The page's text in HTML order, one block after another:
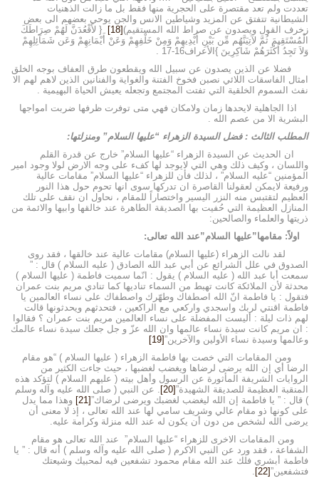
تعددت ولم تعد مقتصرة على الحجرية منها فقط بل ما زالت الذهنيات
الشيطانية تتفتق عن المزيد وشياطين الانس والجن يوحي بعضهم الى بعض
زخرف القول ويصدون عن صراط الله المستقيم) [18]
{ لأَقْعُدَنَّ لَهُمْ صِرَاطَكَ
الْمُسْتَقِيمَ ثُمَّ لآتِيَنَّهُم مِّن بَيْنِ أَيْدِيهِمْ وَمِنْ خَلْفِهِمْ وَعَنْ أَيْمَانِهِمْ وَعَن شَمَآئِلِهِمْ
وَلاَ تَجِدُ أَكْثَرَهُمْ شَاكِرِينَ }الأعراف16-17 .
فضلا عن الذين يصدون عن سبيل الله ويقطعون طرق العفاف بوجه الخلق
امثال الفاسقات اللائي نصبن فخوخ الفتنة والغواية والفنانين الذين لاهم لهم الا
نفث السموم الخلقية التي تفتت المجتمع وتجعله يعيش الحياة البهيمية .
اذا الجاهلية لايحدها زمان ولامكان فهي متى توفرت ظرفها ضربت امواجها
البشرية الا من عصم الله .
المطلب الثالث : فضل السيدة الزهراء “عليها السلام” ومنزلتها:
ان الحديث عن السيدة الزهراء “عليها السلام” خارج عن قدرة القلم
واللسان ، وكيف ذلك وهي التي لايوجد لها كفء على وجه الارض لولا وجود امير
المؤمنين “عليه السلام” ، لذلك فأن للزهراء “عليها السلام” مقامات عالية
ورفيعة لايمكن لعقولنا القاصرة ان تدركها سوى انها تحوم حول هذا النور
العظيم لتقتبس منه النزر اليسير واختصاراً للمقام ، نحاول ان نقف على تلك
المنازل العظيمة التي حُفيت بها الصديقة الطاهرة عند خالقها وابيها والائمة من
ذريتها والعلماء والصالحين:
اولاً: مقامها”عليها السلام”عند الله تعالى:
لقد نالت الزهراء (عليها السلام) مقامات عالية عند خالقها ، فقد روى
الصدوق في علل الشرائع عن أبي عبد الله الصادق ( عليه السلام ) قال : ”
سمعت أبا عبد الله ( عليه السلام ) يقول : انّما سميت فاطمة ( عليها السلام )
محدثة لأن الملائكة كانت تهبط من السماء تناديها كما تنادي مريم بنت عمران
فتقول : يا فاطمة انّ الله اصطفاك وطهّرك واصطفاك على نساء العالمين يا
فاطمة اقنتي لربك واسجدي واركعي مع الراكعين ، فتحدثهم ويحدثونها قالت
لهم ذات ليلة : أليست المفضلة على نساء العالمين مريم بنت عمران ؟ فقالوا
: ان مريم كانت سيدة نساء عالمها وان الله عزّ و جل جعلك سيدة نساء عالمك
وعالمها وسيدة نساء الأولين والآخرين”[19]
ومن المقامات التي خصت بها فاطمة الزهراء ( عليها السلام ) “هو مقام
الرضا أي إن الله يرضى لرضاها ويغضب لغضبها ، حيث جاءت الكثير من
الروايات الشريفة المأثورة عن الرسول وأهل بيته ( عليهم السلام ) لتؤكد هذه
المنقبة العظيمة للصديقة الشهيدة”[20]
. عن النبي ( صلى الله عليه وآله وسلم
) قال : ” يا فاطمة إن الله ليغضب لغضبك ويرضى لرضاك”[21]
وهذا مما يدل
على كونها ذو مقام عالي وشريف سامي لها عند الله تعالى ، إذ لا معنى أن
يرضى الله لشخص من دون أن يكون له عند الله منزلة وكرامة عليه.
ومن المقامات الاخرى للزهراء “عليها السلام” عند الله تعالى هو مقام
الشفاعة ، فقد ورد عن النبي الاكرم ( صلى الله عليه وآله وسلم ) أنه قال : ” يا
فاطمة أبشري فلك عند الله مقام محمود تشفعين فيه لمحبيك وشيعتك
فتشفعين”[22]
.